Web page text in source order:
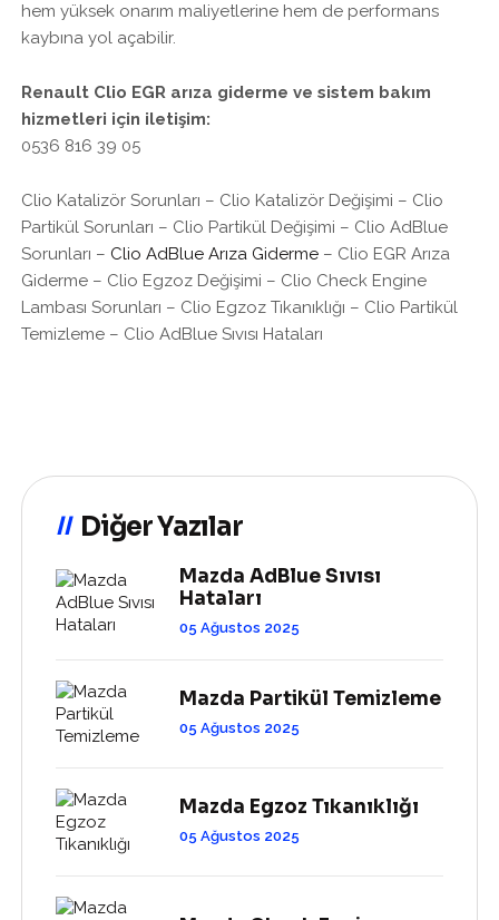
hem yüksek onarım maliyetlerine hem de performans
kaybına yol açabilir.
Renault Clio EGR arıza giderme ve sistem bakım
hizmetleri için iletişim:
0536 816 39 05
Clio Katalizör Sorunları – Clio Katalizör Değişimi – Clio
Partikül Sorunları – Clio Partikül Değişimi – Clio AdBlue
Sorunları – Clio AdBlue Arıza Giderme – Clio EGR Arıza
Giderme – Clio Egzoz Değişimi – Clio Check Engine
Lambası Sorunları – Clio Egzoz Tıkanıklığı – Clio Partikül
Temizleme – Clio AdBlue Sıvısı Hataları
Diğer Yazılar
Mazda AdBlue Sıvısı
Hataları
05 Ağustos 2025
Mazda Partikül Temizleme
05 Ağustos 2025
Mazda Egzoz Tıkanıklığı
05 Ağustos 2025